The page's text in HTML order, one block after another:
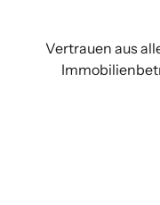
Vertrauen aus